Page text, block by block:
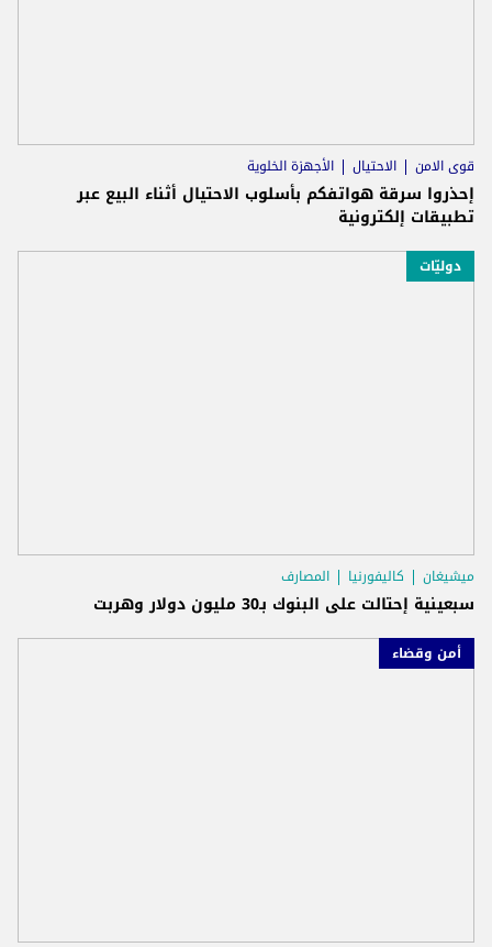
قوى الامن الاحتيال الأجهزة الخلوية
إحذروا سرقة هواتفكم بأسلوب الاحتيال أثناء البيع عبر
تطبيقات إلكترونية
دوليّات
ميشيغان كاليفورنيا المصارف
سبعينية إحتالت على البنوك بـ30 مليون دولار وهربت
أمن وقضاء